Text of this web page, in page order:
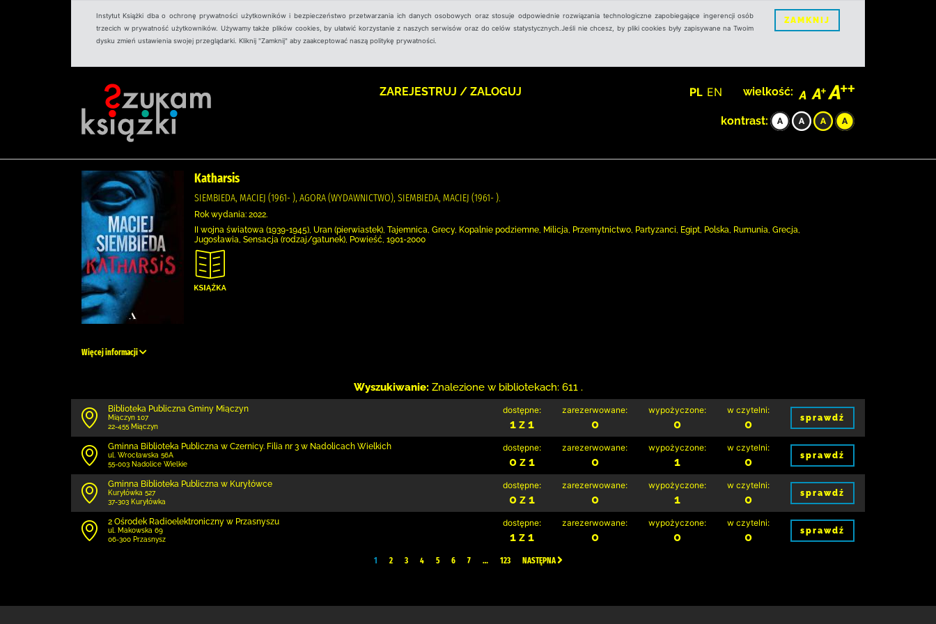
Instytut Książki dba o ochronę prywatności użytkowników i bezpieczeństwo przetwarzania ich danych osobowych oraz stosuje odpowiednie rozwiązania technologiczne zapobiegające ingerencji osób
trzecich w prywatność użytkowników. Używamy także plików cookies, by ułatwić korzystanie z naszych serwisów oraz do celów statystycznych.Jeśli nie chcesz, by pliki cookies były zapisywane na Twoim
dysku zmień ustawienia swojej przeglądarki. Kliknij "Zamknij" aby zaakceptować naszą politykę prywatności.
ZAMKNIJ
ZAREJESTRUJ / ZALOGUJ PL EN wielkość:
kontrast:
Katharsis
SIEMBIEDA, MACIEJ (1961- ), AGORA (WYDAWNICTWO), SIEMBIEDA, MACIEJ (1961- ).
Rok wydania: 2022.
II wojna światowa (1939-1945), Uran (pierwiastek), Tajemnica, Grecy, Kopalnie podziemne, Milicja, Przemytnictwo, Partyzanci, Egipt, Polska, Rumunia, Grecja,
Jugosławia, Sensacja (rodzaj/gatunek), Powieść, 1901-2000
Więcej informacji
Wyszukiwanie: Znalezione w bibliotekach: 611 .
Biblioteka Publiczna Gminy Miączyn
Miączyn 107
22-455 Miączyn
dostępne:
1 z 1
zarezerwowane:
0
wypożyczone:
0
w czytelni:
0 sprawdź
Gminna Biblioteka Publiczna w Czernicy. Filia nr 3 w Nadolicach Wielkich
ul. Wrocławska 56A
55-003 Nadolice Wielkie
dostępne:
0 z 1
zarezerwowane:
0
wypożyczone:
1
w czytelni:
0 sprawdź
Gminna Biblioteka Publiczna w Kuryłówce
Kuryłówka 527
37-303 Kuryłówka
dostępne:
0 z 1
zarezerwowane:
0
wypożyczone:
1
w czytelni:
0 sprawdź
2 Ośrodek Radioelektroniczny w Przasnyszu
ul. Makowska 69
06-300 Przasnysz
dostępne:
1 z 1
zarezerwowane:
0
wypożyczone:
0
w czytelni:
0 sprawdź
1 2 3 4 5 6 7 … 123 NASTĘPNA